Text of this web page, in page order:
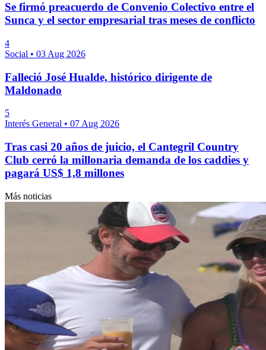
Se firmó preacuerdo de Convenio Colectivo entre el
Sunca y el sector empresarial tras meses de conflicto
4
Social • 03 Aug 2026
Falleció José Hualde, histórico dirigente de
Maldonado
5
Interés General • 07 Aug 2026
Tras casi 20 años de juicio, el Cantegril Country
Club cerró la millonaria demanda de los caddies y
pagará US$ 1,8 millones
Más noticias